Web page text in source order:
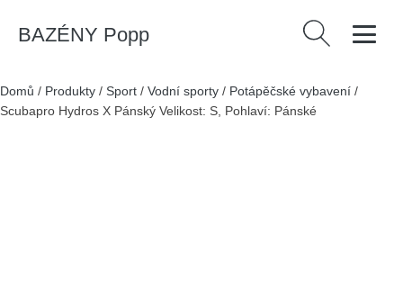
BAZÉNY Popp Vyhledávání
Domů / Produkty / Sport / Vodní sporty / Potápěčské vybavení /
Scubapro Hydros X Pánský Velikost: S, Pohlaví: Pánské